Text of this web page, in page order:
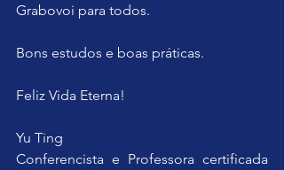
Grabovoi para todos.
Bons estudos e boas práticas.
Feliz Vida Eterna!
Yu Ting
Conferencista e Professora certificada